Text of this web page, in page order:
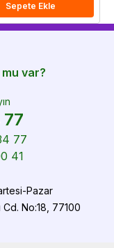
Sepete Ekle
mu var?
77
41
Pazar
Cd. No:18, 77100